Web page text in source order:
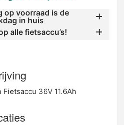
op voorraad is de
in huis
alle fietsaccu’s!
36V 11.6Ah